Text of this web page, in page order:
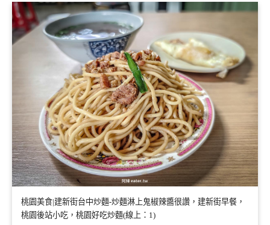
桃園美食|建新街台中炒麵-炒麵淋上鬼椒辣醬很讚，建新街早餐，
桃園後站小吃，桃園好吃炒麵(線上：1)